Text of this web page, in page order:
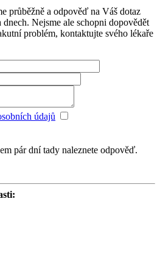
průběžně a odpověď na Váš dotaz
Nejsme ale schopni dopovědět
problém, kontaktujte svého lékaře
údajů
pár dní tady naleznete odpověď.